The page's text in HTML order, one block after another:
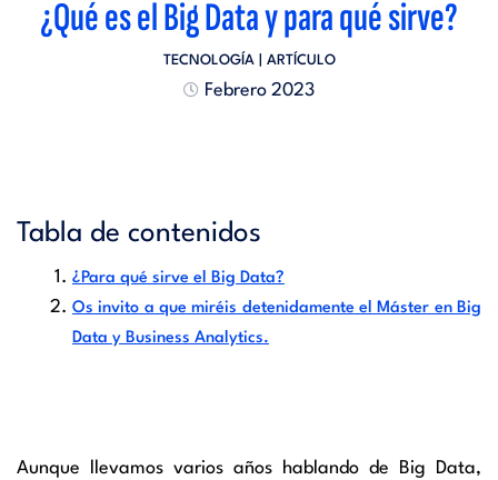
¿Qué es el Big Data y para qué sirve?
TECNOLOGÍA| ARTÍCULO
Febrero 2023
Tabla de contenidos
¿Para qué sirve el Big Data?
Os invito a que miréis detenidamente el Máster en Big
Data y Business Analytics.
Aunque llevamos varios años hablando de Big Data,